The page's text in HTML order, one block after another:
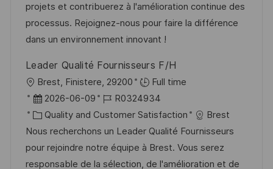
h
u
n
g
d
e
r
e
r
ö
f
f
e
D
g
o
r
e
projets et contribuerez à l'amélioration continue des
processus. Rejoignez-nous pour faire la différence
dans un environnement innovant !
Leader Qualité Fournisseurs F/H
O
r
t
Brest, Finistere, 29200
Full time
D
a
t
u
m
2026-06-09
J
o
b
-
I
R0324934
K
a
t
e
Quality and Customer Satisfaction
Brest
Nous recherchons un Leader Qualité Fournisseurs
pour rejoindre notre équipe à Brest. Vous serez
responsable de la sélection, de l'amélioration et de